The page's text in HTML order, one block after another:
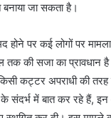
जा सकता है।
होने पर कई लोगों पर
तक की सजा का
कट्टर अपराधी की
संदर्भ में बात कर रहे हैं, इन